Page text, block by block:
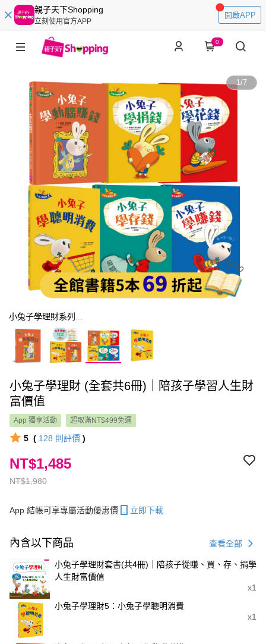
親子天下Shopping
立刻使用官方APP
開啟APP
0
1/7
小兔子學理財系列...
小兔子學理財 (全套共6冊)｜陪孩子學習人生財
富價值
App 獨享活動 超取滿NT$499免運
5 ( 128 則評價 )
NT$1,980
NT$1,485
App 結帳可享專屬活動優惠價 立即下載
內含以下商品 查看全部
小兔子學理財套書(共4冊)｜陪孩子從賺、買、存、捐學
人生財富價值
x1
小兔子學理財5：小兔子學聰明消費
x1